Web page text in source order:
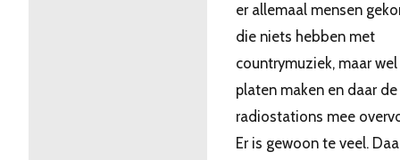
er allemaal mensen
die niets hebben met
countrymuziek, maar
platen maken en daar de
radiostations mee
Er is gewoon te veel.